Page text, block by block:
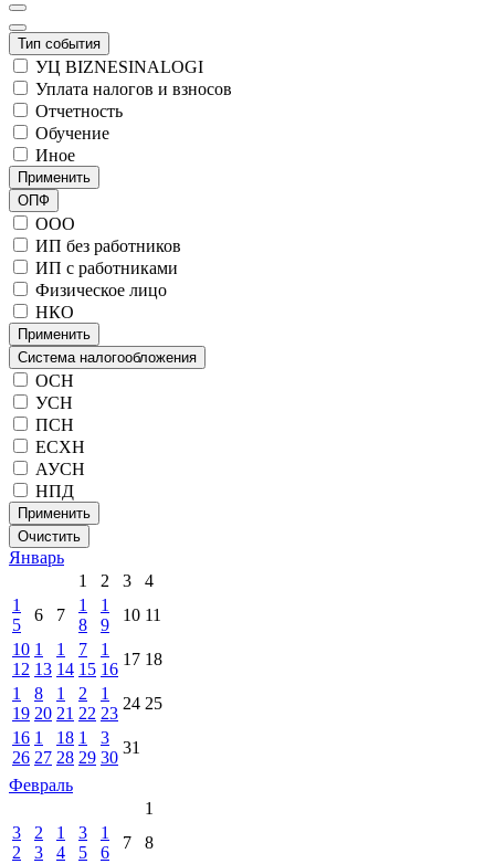
Тип события
УЦ BIZNESINALOGI
Уплата налогов и взносов
Отчетность
Обучение
Иное
Применить
ОПФ
ООО
ИП без работников
ИП с работниками
Физическое лицо
НКО
Применить
Система налогообложения
ОСН
УСН
ПСН
ЕСХН
АУСН
НПД
Применить
Очистить
Январь
1
2 3
4
1
5
6 7
1
8
1
9
10 11
10
12
1
13
1
14
7
15
1
16
17 18
1
19
8
20
1
21
2
22
1
23
24 25
16
26
1
27
18
28
1
29
3
30
31
Февраль
1
3
2
2
3
1
4
3
5
1
6
7
8